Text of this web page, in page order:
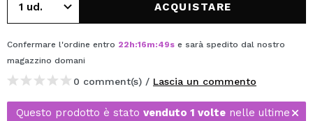
ACQUISTARE
Confermare l'ordine entro 22h:16m:49s e sarà spedito dal nostro
magazzino domani
0 comment(s) / Lascia un commento
Questo prodotto è stato venduto 1 volte nelle ultime